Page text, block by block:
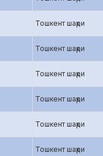
Тошкент шаҳри
Тошкент шаҳри
Тошкент шаҳри
Тошкент шаҳри
Тошкент шаҳри
Тошкент шаҳри